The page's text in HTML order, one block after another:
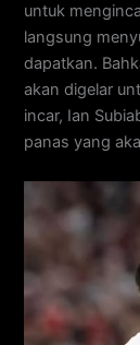
untuk
langsung
dapatkan.
akan digelar
incar, Ian
panas yang